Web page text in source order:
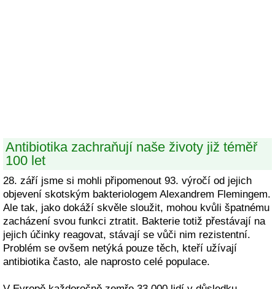
Antibiotika zachraňují naše životy již téměř
100 let
28. září jsme si mohli připomenout 93. výročí od jejich
objevení skotským bakteriologem Alexandrem Flemingem.
Ale tak, jako dokáží skvěle sloužit, mohou kvůli špatnému
zacházení svou funkci ztratit. Bakterie totiž přestávají na
jejich účinky reagovat, stávají se vůči nim rezistentní.
Problém se ovšem netýká pouze těch, kteří užívají
antibiotika často, ale naprosto celé populace.